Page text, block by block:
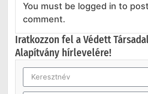
You must be logged in to
comment.
Iratkozzon fel a Védett
Alapítvány hírlevelére!